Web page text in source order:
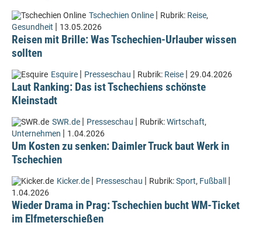
Tschechien Online | Rubrik: Reise,
Gesundheit | 13.05.2026
Reisen mit Brille: Was Tschechien-Urlauber wissen
sollten
Esquire | Presseschau | Rubrik: Reise | 29.04.2026
Laut Ranking: Das ist Tschechiens schönste
Kleinstadt
SWR.de | Presseschau | Rubrik:Wirtschaft,
Unternehmen | 1.04.2026
Um Kosten zu senken: Daimler Truck baut Werk in
Tschechien
Kicker.de | Presseschau | Rubrik:Sport, Fußball |
1.04.2026
Wieder Drama in Prag: Tschechien bucht WM-Ticket
im Elfmeterschießen